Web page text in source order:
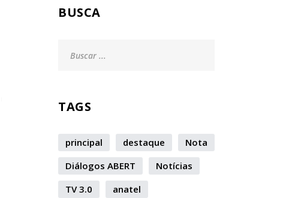
BUSCA
TAGS
principal destaque
Nota
Diálogos ABERT
Notícias
TV 3.0
anatel